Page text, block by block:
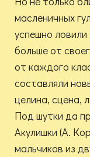
масленичных
успешно ловили
больше от
от каждого
составляли
целина, сцена,
Под шутки да
Акулишки (А.
мальчиков из